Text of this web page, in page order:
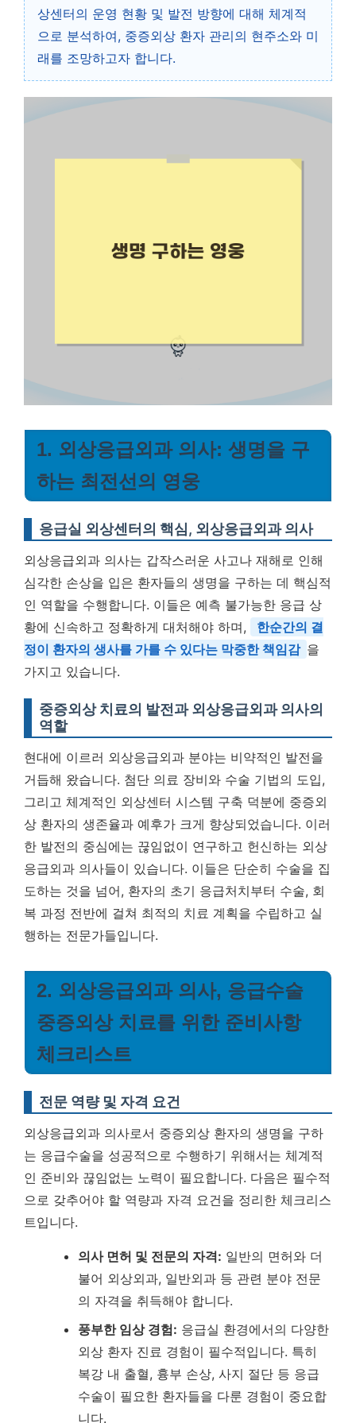
상센터의 운영 현황 및 발전 방향에 대해 체계적
으로 분석하여, 중증외상 환자 관리의 현주소와 미
래를 조망하고자 합니다.
1. 외상응급외과 의사: 생명을 구
하는 최전선의 영웅
응급실 외상센터의 핵심, 외상응급외과 의사
외상응급외과 의사는 갑작스러운 사고나 재해로 인해
심각한 손상을 입은 환자들의 생명을 구하는 데 핵심적
인 역할을 수행합니다. 이들은 예측 불가능한 응급 상
황에 신속하고 정확하게 대처해야 하며,
한순간의 결
정이 환자의 생사를 가를 수 있다는 막중한 책임감 을
가지고 있습니다.
중증외상 치료의 발전과 외상응급외과 의사의
역할
현대에 이르러 외상응급외과 분야는 비약적인 발전을
거듭해 왔습니다. 첨단 의료 장비와 수술 기법의 도입,
그리고 체계적인 외상센터 시스템 구축 덕분에 중증외
상 환자의 생존율과 예후가 크게 향상되었습니다. 이러
한 발전의 중심에는 끊임없이 연구하고 헌신하는 외상
응급외과 의사들이 있습니다. 이들은 단순히 수술을 집
도하는 것을 넘어, 환자의 초기 응급처치부터 수술, 회
복 과정 전반에 걸쳐 최적의 치료 계획을 수립하고 실
행하는 전문가들입니다.
2. 외상응급외과 의사, 응급수술
중증외상 치료를 위한 준비사항
체크리스트
전문 역량 및 자격 요건
외상응급외과 의사로서 중증외상 환자의 생명을 구하
는 응급수술을 성공적으로 수행하기 위해서는 체계적
인 준비와 끊임없는 노력이 필요합니다. 다음은 필수적
으로 갖추어야 할 역량과 자격 요건을 정리한 체크리스
트입니다.
의사 면허 및 전문의 자격: 일반의 면허와 더
불어 외상외과, 일반외과 등 관련 분야 전문
의 자격을 취득해야 합니다.
풍부한 임상 경험: 응급실 환경에서의 다양한
외상 환자 진료 경험이 필수적입니다. 특히
복강 내 출혈, 흉부 손상, 사지 절단 등 응급
수술이 필요한 환자들을 다룬 경험이 중요합
니다.